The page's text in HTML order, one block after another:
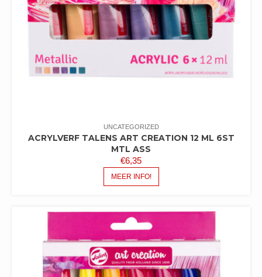
UNCATEGORIZED
ACRYLVERF TALENS ART CREATION 12 ML 6ST
MTL ASS
€6,35
MEER INFO!